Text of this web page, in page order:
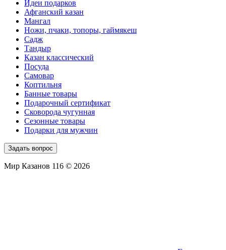
Идеи подарков
Афганский казан
Мангал
Ножи, пчаки, топоры, гаймякеш
Садж
Тандыр
Казан классический
Посуда
Самовар
Коптильня
Банные товары
Подарочный сертификат
Сковорода чугунная
Сезонные товары
Подарки для мужчин
Задать вопрос
Мир Казанов 116 © 2026